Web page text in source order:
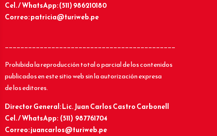
Cel. / WhatsApp: (511) 986210180
Correo: patricia@turiweb.pe
____________________________________________
Prohibida la reproducción total o parcial de los contenidos
publicados en este sitio web sin la autorización expresa
de los editores.
Director General: Lic.Juan Carlos Castro Carbonell
Cel. / WhatsApp: (511) 987761704
Correo: juancarlos@turiweb.pe